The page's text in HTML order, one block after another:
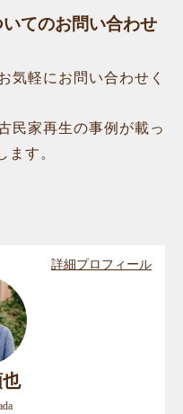
てのお問い合わせ
気軽にお問い合わせく
民家再生の事例が載っ
ます。
詳細プロフィール